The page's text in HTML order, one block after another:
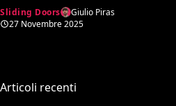
Sliding Doors
Giulio Piras
27 Novembre 2025
Articoli recenti